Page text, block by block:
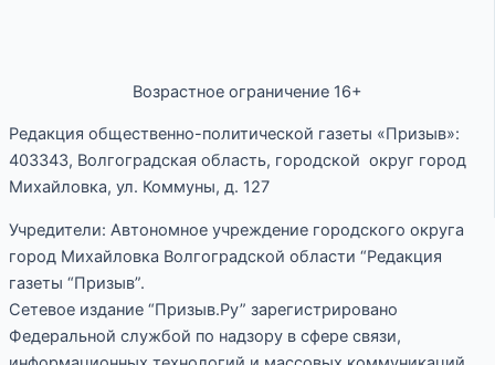
Возрастное ограничение 16+
Редакция общественно-политической газеты «Призыв»:
403343, Волгоградская область, городской округ город
Михайловка, ул. Коммуны, д. 127
Учредители: Автономное учреждение городского округа
город Михайловка Волгоградской области “Редакция
газеты “Призыв”.
Сетевое издание “Призыв.Ру” зарегистрировано
Федеральной службой по надзору в сфере связи,